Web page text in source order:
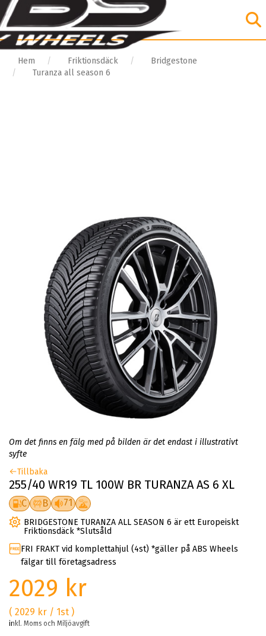
Hem Friktionsdäck
Bridgestone
Turanza all season 6
Om det finns en fälg med på bilden är det endast i illustrativt
syfte
Tillbaka
255/40 WR19 TL 100W BR TURANZA AS 6 XL
C B 71
BRIDGESTONE TURANZA ALL SEASON 6 är ett Europeiskt
Friktionsdäck *Slutsåld
FRI FRAKT vid komplettahjul (4st) *gäller på ABS Wheels
fälgar till företagsadress
2029 kr
( 2029 kr / 1st )
inkl. Moms och Miljöavgift